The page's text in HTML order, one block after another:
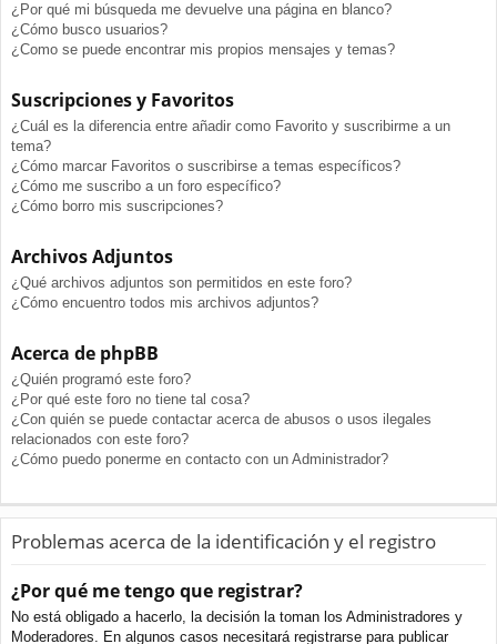
¿Por qué mi búsqueda me devuelve una página en blanco?
¿Cómo busco usuarios?
¿Como se puede encontrar mis propios mensajes y temas?
Suscripciones y Favoritos
¿Cuál es la diferencia entre añadir como Favorito y suscribirme a un
tema?
¿Cómo marcar Favoritos o suscribirse a temas específicos?
¿Cómo me suscribo a un foro específico?
¿Cómo borro mis suscripciones?
Archivos Adjuntos
¿Qué archivos adjuntos son permitidos en este foro?
¿Cómo encuentro todos mis archivos adjuntos?
Acerca de phpBB
¿Quién programó este foro?
¿Por qué este foro no tiene tal cosa?
¿Con quién se puede contactar acerca de abusos o usos ilegales
relacionados con este foro?
¿Cómo puedo ponerme en contacto con un Administrador?
Problemas acerca de la identificación y el registro
¿Por qué me tengo que registrar?
No está obligado a hacerlo, la decisión la toman los Administradores y
Moderadores. En algunos casos necesitará registrarse para publicar